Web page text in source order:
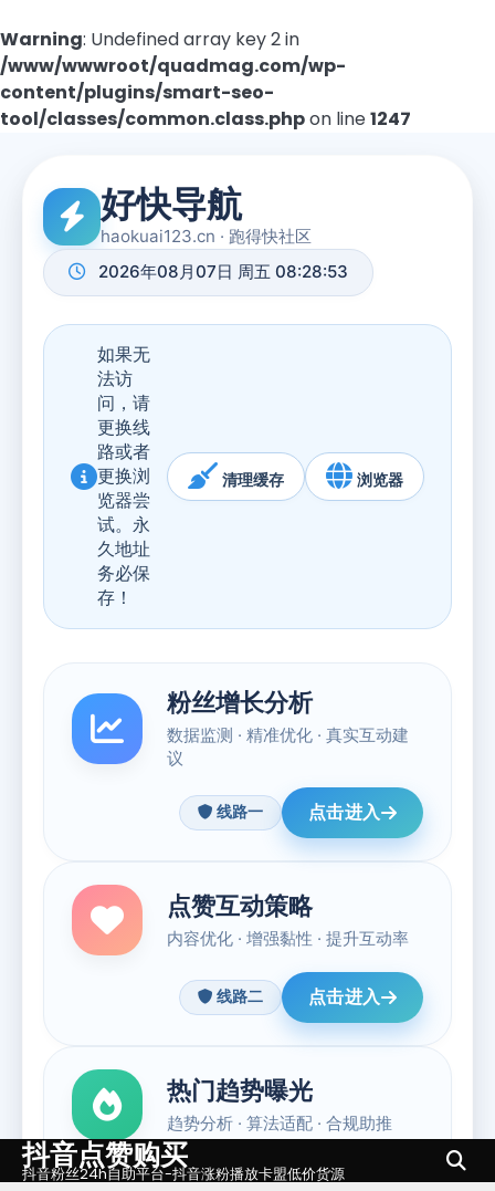
Warning: Undefined array key 2 in
/www/wwwroot/quadmag.com/wp-
content/plugins/smart-seo-
tool/classes/common.class.phpon line1247
Skip
to
抖音点赞购买
抖音粉丝24h自助平台-抖音涨粉播放卡盟低价货源